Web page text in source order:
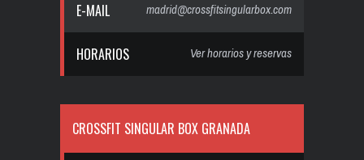
E-MAIL madrid@crossfitsingularbox.com
HORARIOS Ver horarios y reservas
CROSSFIT SINGULAR BOX GRANADA